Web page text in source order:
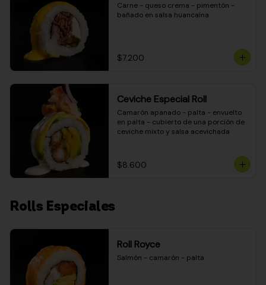
Carne - queso crema - pimentón -
bañado en salsa huancaína
$7.200
Ceviche Especial Roll
Camarón apanado - palta - envuelto
en palta - cubierto de una porción de
ceviche mixto y salsa acevichada
$8.600
Rolls Especiales
Roll Royce
Salmón - camarón - palta